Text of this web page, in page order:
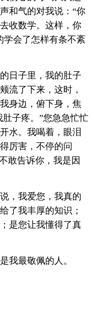
和气的对我说：“你
收数学。这样，你
学会了怎样有条不紊
日子里，我的肚子
流了下来，这时，
身边，俯下身，焦
肚子疼。”您急急忙忙
水。我喝着，眼泪
厉害，不停的问
敢告诉你，我是因
，我爱您，我真的
了我丰厚的知识；
是您让我懂得了真
我最敬佩的人。